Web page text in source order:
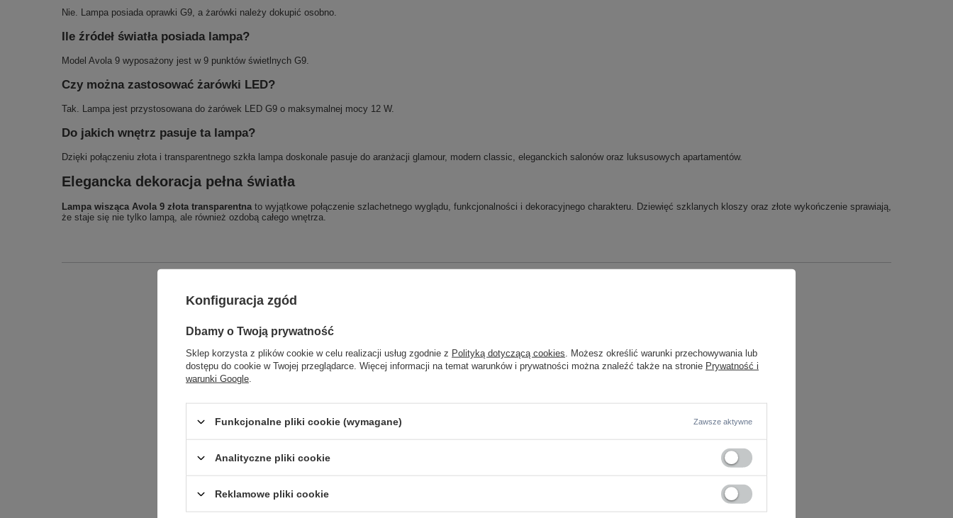
Nie. Lampa posiada oprawki G9, a żarówki należy dokupić osobno.
Ile źródeł światła posiada lampa?
Model Avola 9 wyposażony jest w 9 punktów świetlnych G9.
Czy można zastosować żarówki LED?
Tak. Lampa jest przystosowana do żarówek LED G9 o maksymalnej mocy 12 W.
Do jakich wnętrz pasuje ta lampa?
Dzięki połączeniu złota i transparentnego szkła lampa doskonale pasuje do aranżacji glamour, modern classic, eleganckich salonów oraz luksusowych apartamentów.
Elegancka dekoracja pełna światła
Lampa wisząca Avola 9 złota transparentnato wyjątkowe połączenie szlachetnego wyglądu, funkcjonalności i dekoracyjnego charakteru. Dziewięć szklanych kloszy oraz złote wykończenie sprawiają,
że staje się nie tylko lampą, ale również ozdobą całego wnętrza.
Seria AVOLA
Rodzaj źródła światła G9
Konfiguracja zgód
Dbamy o Twoją prywatność
Sklep korzysta z plików cookie w celu realizacji usług zgodnie z Polityką dotyczącą cookies . Możesz określić warunki przechowywania lub
dostępu do cookie w Twojej przeglądarce. Więcej informacji na temat warunków i prywatności można znaleźć także na stronie Prywatność i
warunki Google
Funkcjonalne pliki cookie (wymagane) Zawsze aktywne
Analityczne pliki cookie
Reklamowe pliki cookie